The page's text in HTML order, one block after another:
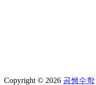
Copyright © 2026 곰쌤수학